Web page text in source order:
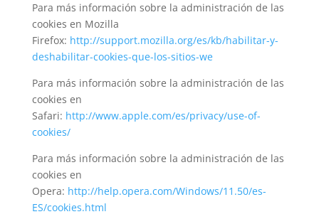
Para más información sobre la administración de las
cookies en Mozilla
Firefox: http://support.mozilla.org/es/kb/habilitar-y-
deshabilitar-cookies-que-los-sitios-we
Para más información sobre la administración de las
cookies en
Safari: http://www.apple.com/es/privacy/use-of-
cookies/
Para más información sobre la administración de las
cookies en
Opera: http://help.opera.com/Windows/11.50/es-
ES/cookies.html